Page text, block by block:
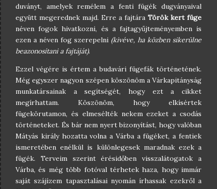
duványt, amelyek remélem a fenti fügék dugványaival
együtt megerednek majd. Erre a fajtára Török kert füge
néven fogok hivatkozni, és a fajtagyűjteményemben is
ezen a néven fog szerepelni (kivéve, ha közben sikerülne
beazonosítani a fajtáját).
Ezzel végére is értem a budavári fügefák történetének.
Még egyszer nagyon szépen köszönöm a Várkapitányság
munkatársainak a segítségét, hogy ezt a cikket
megírhattam. Köszönöm, hogy elkísértek
fügekörutamon, és elmesélték nekem ezeket a csodás
történeteket. És bár nem nyert bizonyítást, hogy valóban
Mátyás király hozatta volna a Várba a fügéket, a fentiek
ismeretében enélkül is különlegesek maradnak ezek a
fügék. Terveim szerint érésidőben visszalátogatok a
Várba, és még több fotóval térhetek haza, hogy immár
saját szájízem tapasztalásai nyomán írhassak ezekről a